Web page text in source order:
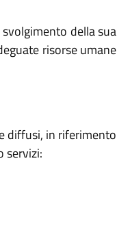
della sua
risorse umane
diffusi, in riferimento
servizi: